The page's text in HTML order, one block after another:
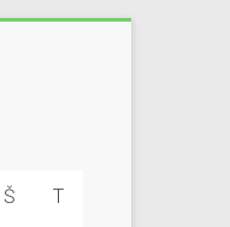
Š T